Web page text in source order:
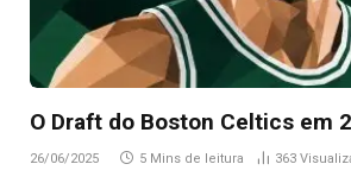
O Draft do Boston Celtics em
26/06/2025 5 Mins de leitura 363